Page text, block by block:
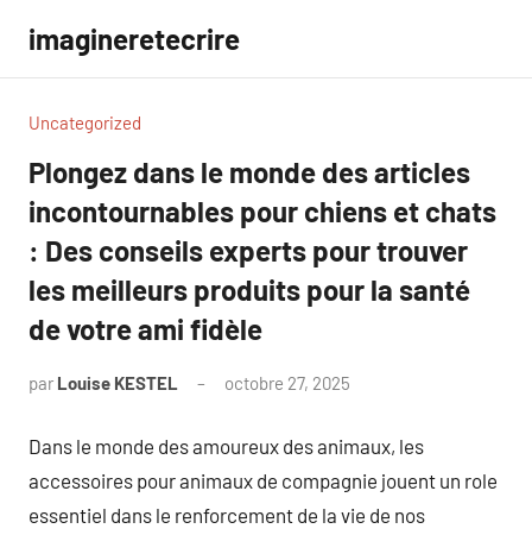
contenu
imagineretecrire
Uncategorized
Plongez dans le monde des articles
incontournables pour chiens et chats
: Des conseils experts pour trouver
les meilleurs produits pour la santé
de votre ami fidèle
par Louise KESTEL octobre 27, 2025
Dans le monde des amoureux des animaux, les
accessoires pour animaux de compagnie jouent un role
essentiel dans le renforcement de la vie de nos